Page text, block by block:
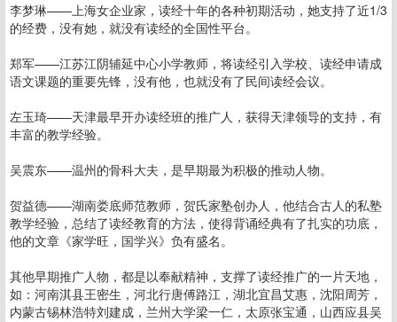
李梦琳——上海女企业家，读经十年的各种初期活动，她支持了近1/3
的经费，没有她，就没有读经的全国性平台。
郑军——江苏江阴辅延中心小学教师，将读经引入学校、读经申请成
语文课题的重要先锋，没有他，也就没有了民间读经会议。
左玉琦——天津最早开办读经班的推广人，获得天津领导的支持，有
丰富的教学经验。
吴震东——温州的骨科大夫，是早期最为积极的推动人物。
贺益德——湖南娄底师范教师，贺氏家塾创办人，他结合古人的私塾
教学经验，总结了读经教育的方法，使得背诵经典有了扎实的功底，
他的文章《家学旺，国学兴》负有盛名。
其他早期推广人物，都是以奉献精神，支撑了读经推广的一片天地，
如：河南淇县王密生，河北行唐傅路江，湖北宜昌艾惠，沈阳周芳，
内蒙古锡林浩特刘建成，兰州大学梁一仁，太原张宝通，山西应县吴